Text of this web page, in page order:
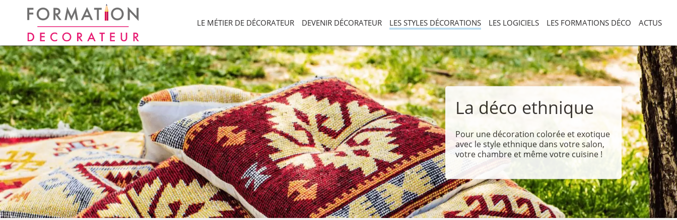
LE MÉTIER DE DÉCORATEUR DEVENIR DÉCORATEUR LES STYLES DÉCORATIONS LES LOGICIELS LES FORMATIONS DÉCO ACTUS
La déco ethnique
Pour une décoration colorée et exotique
avec le style ethnique dans votre salon,
votre chambre et même votre cuisine !